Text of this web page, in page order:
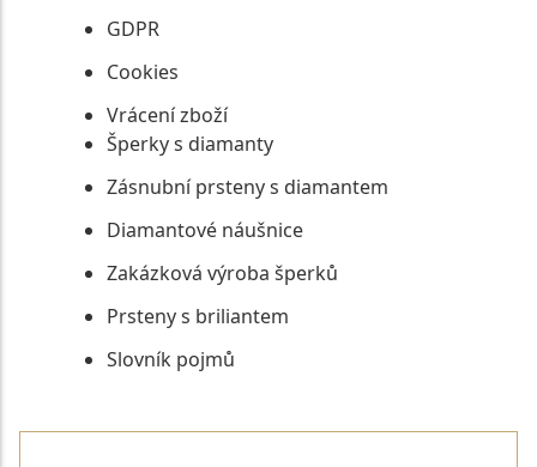
GDPR
Cookies
Vrácení zboží
Šperky s diamanty
Zásnubní prsteny s diamantem
Diamantové náušnice
Zakázková výroba šperků
Prsteny s briliantem
Slovník pojmů